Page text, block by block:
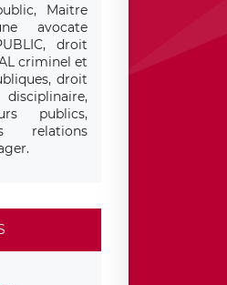
Maitre
avocate
droit
criminel et
droit
publics,
relations